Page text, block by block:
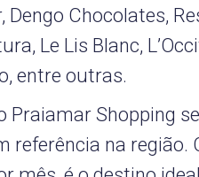
Dengo Chocolates,
Le Lis Blanc,
entre outras.
Praiamar Shopping
referência na região.